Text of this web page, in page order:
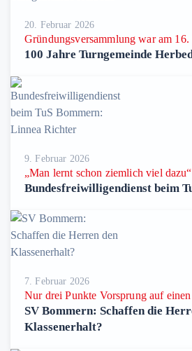
20. Februar 2026
Gründungsversammlung war am
100 Jahre Turngemeinde
9. Februar 2026
„Man lernt schon ziemlich viel dazu“
Bundesfreiwilligendienst beim
7. Februar 2026
Nur drei Punkte Vorsprung auf
SV Bommern: Schaffen die
Klassenerhalt?